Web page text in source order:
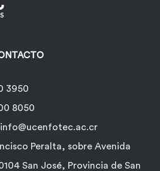
3950
8050
info@ucenfotec.ac.cr
Peralta, sobre Avenida
San José, Provincia de San